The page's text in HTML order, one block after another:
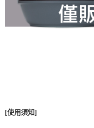
[使用須知]